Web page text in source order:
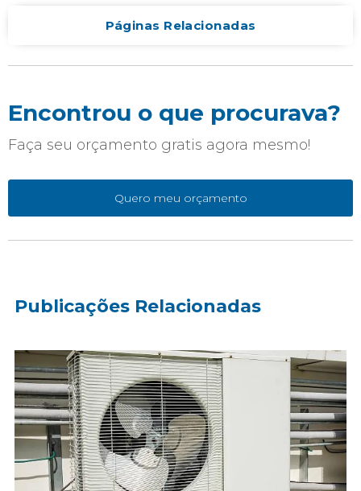
Páginas Relacionadas
Encontrou o que procurava?
Faça seu orçamento gratis agora mesmo!
Quero meu orçamento
Publicações Relacionadas